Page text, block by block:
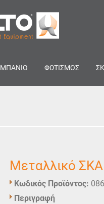
ΜΠΑΝΙΟ ΦΩΤΙΣΜΟΣ
Μεταλλικό
Κωδικός Προϊόντος:
Περιγραφή